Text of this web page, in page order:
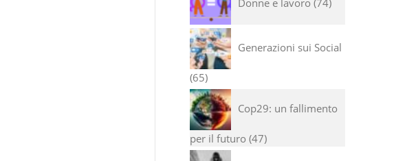
Generazioni sui Social
65
Cop29: un fallimento
per il futuro 47